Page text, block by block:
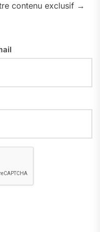
contenu exclusif →